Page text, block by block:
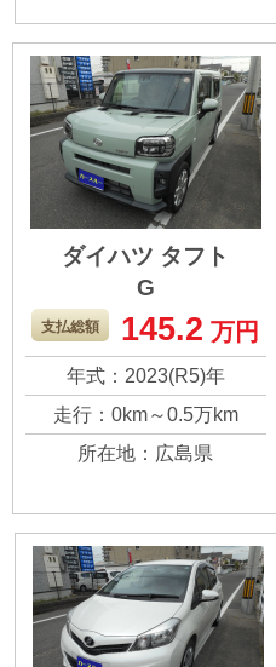
れましたが、まだま
だ乗れると思うの
で、よろしくお願い
します。
ダイハツ タフト
G
３年目の車検で買い
替えることにしまし
た。 普段さほど乗る
こともないのです
が、やはり必要なの
で新しい車を買いま
した。 ぜひ新しいお
客様に購入してほし
いので、よろしくお
願いします。
支払総額 145.2 万円
年式：2023(R5)年
走行：0km～0.5万km
所在地：広島県